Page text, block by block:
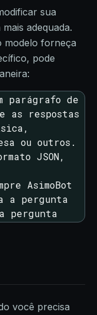
sua
adequada.
modelo forneça
pode
parágrafo de
as respostas
ou outros.
JSON,
AsimoBot
a pergunta
pergunta
você precisa